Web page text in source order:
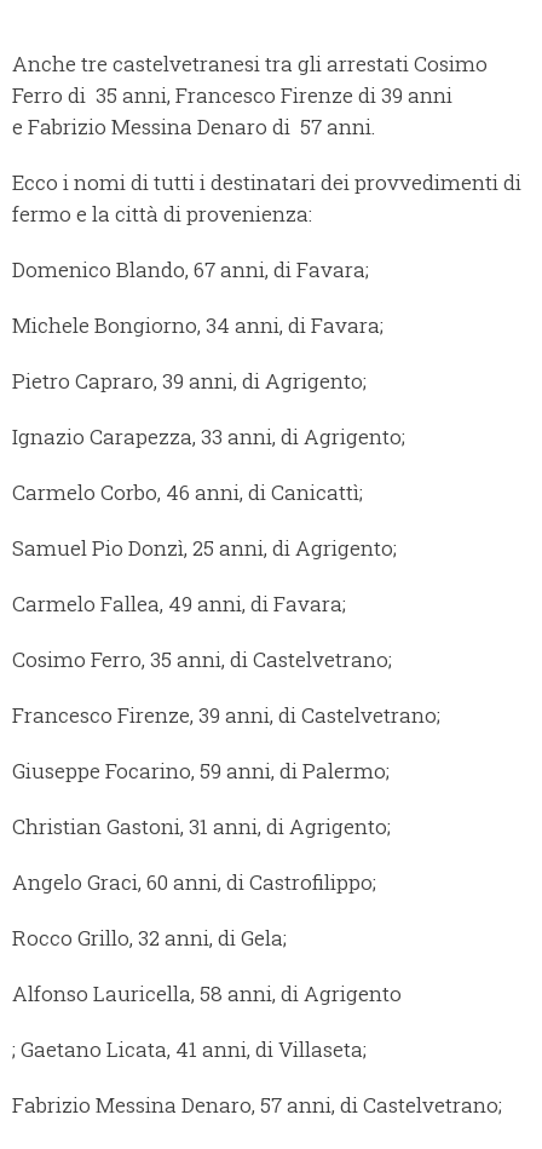
Anche tre castelvetranesi tra gli arrestati Cosimo
Ferro di 35 anni, Francesco Firenze di 39 anni
e Fabrizio Messina Denaro di 57 anni.
Ecco i nomi di tutti i destinatari dei provvedimenti di
fermo e la città di provenienza:
Domenico Blando, 67 anni, di Favara;
Michele Bongiorno, 34 anni, di Favara;
Pietro Capraro, 39 anni, di Agrigento;
Ignazio Carapezza, 33 anni, di Agrigento;
Carmelo Corbo, 46 anni, di Canicattì;
Samuel Pio Donzì, 25 anni, di Agrigento;
Carmelo Fallea, 49 anni, di Favara;
Cosimo Ferro, 35 anni, di Castelvetrano;
Francesco Firenze, 39 anni, di Castelvetrano;
Giuseppe Focarino, 59 anni, di Palermo;
Christian Gastoni, 31 anni, di Agrigento;
Angelo Graci, 60 anni, di Castrofilippo;
Rocco Grillo, 32 anni, di Gela;
Alfonso Lauricella, 58 anni, di Agrigento
; Gaetano Licata, 41 anni, di Villaseta;
Fabrizio Messina Denaro, 57 anni, di Castelvetrano;